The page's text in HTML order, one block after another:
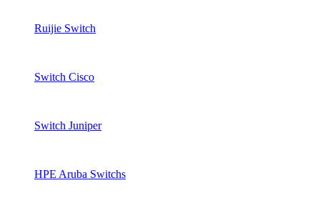
Ruijie Switch
Switch Cisco
Switch Juniper
HPE Aruba Switchs